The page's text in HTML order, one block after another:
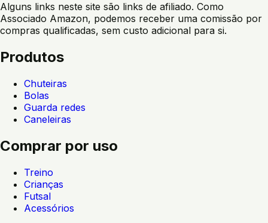
Alguns links neste site são links de afiliado. Como
Associado Amazon, podemos receber uma comissão por
compras qualificadas, sem custo adicional para si.
Produtos
Chuteiras
Bolas
Guarda redes
Caneleiras
Comprar por uso
Treino
Crianças
Futsal
Acessórios